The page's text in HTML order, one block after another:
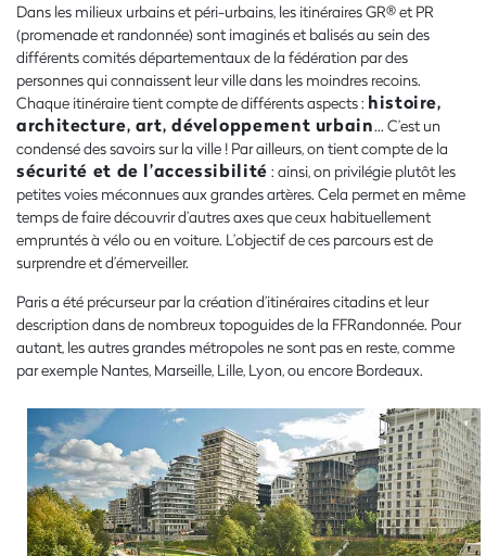
Dans les milieux urbains et péri-urbains, les itinéraires GR® et PR
(promenade et randonnée) sont imaginés et balisés au sein des
différents comités départementaux de la fédération par des
personnes qui connaissent leur ville dans les moindres recoins.
Chaque itinéraire tient compte de différents aspects : histoire,
architecture, art, développement urbain… C’est un
condensé des savoirs sur la ville ! Par ailleurs, on tient compte de la
sécurité et de l’accessibilité : ainsi, on privilégie plutôt les
petites voies méconnues aux grandes artères. Cela permet en même
temps de faire découvrir d’autres axes que ceux habituellement
empruntés à vélo ou en voiture. L’objectif de ces parcours est de
surprendre et d’émerveiller.
Paris a été précurseur par la création d’itinéraires citadins et leur
description dans de nombreux topoguides de la FFRandonnée. Pour
autant, les autres grandes métropoles ne sont pas en reste, comme
par exemple Nantes, Marseille, Lille, Lyon, ou encore Bordeaux.